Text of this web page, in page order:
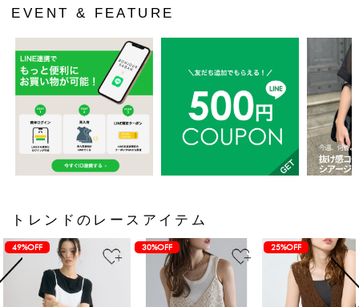
EVENT & FEATURE
トレンドのレースアイテム
49%OFF 30%OFF 25%OFF